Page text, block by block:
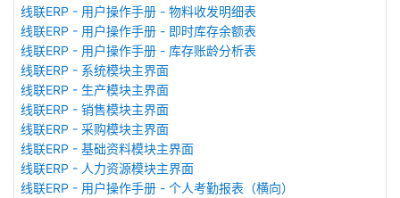
线联ERP - 用户操作手册 - 物料收发明细表
线联ERP - 用户操作手册 - 即时库存余额表
线联ERP - 用户操作手册 - 库存账龄分析表
线联ERP - 系统模块主界面
线联ERP - 生产模块主界面
线联ERP - 销售模块主界面
线联ERP - 采购模块主界面
线联ERP - 基础资料模块主界面
线联ERP - 人力资源模块主界面
线联ERP - 用户操作手册 - 个人考勤报表（横向）